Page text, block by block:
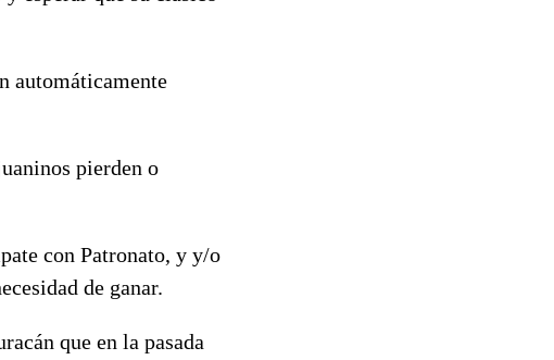
automáticamente
pierden o
con Patronato, y y/o
de ganar.
que en la pasada